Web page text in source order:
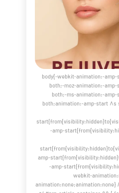
،PRP ،ریزش مو، جوانسازی
پوست،کلینیک پوست